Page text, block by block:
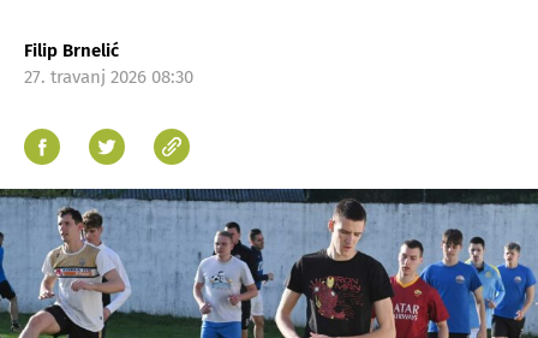
Filip Brnelić
27. travanj 2026 08:30